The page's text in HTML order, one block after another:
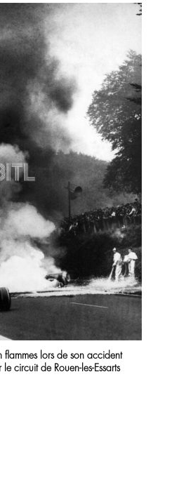
flammes lors de son accident
circuit de Rouen-les-Essarts